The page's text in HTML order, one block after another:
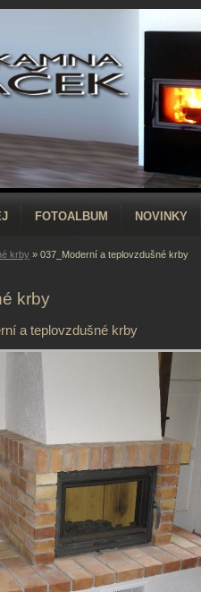
FOTOALBUM NOVINKY
krby » 037_Moderní a teplovzdušné krby
krby
a teplovzdušné krby